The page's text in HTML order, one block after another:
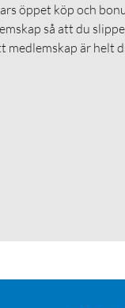
öppet köp och
så att du
är helt